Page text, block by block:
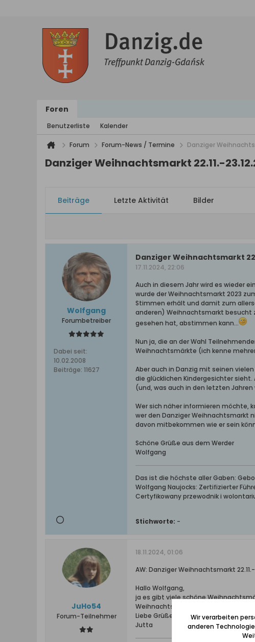
Foren
Benutzerliste Kalender
Forum Forum-News / Termine Danziger
Danziger Weihnachtsmarkt 22.11.-
Beiträge Letzte Aktivität Bilder
Wolfgang
Forumbetreiber
Dabei seit:
10.02.2008
Beiträge: 11627
Danziger Weihnachtsmarkt
17.11.2024, 22:06
Auch in diesem Jahr wird es wieder
wurde der Weihnachtsmarkt 2023
Stimmen erhält und damit zum
anderen) Weihnachtsmarkt besucht
gesehen hat, abstimmen kann...
Nun ja, die an der Wahl
Weihnachtsmärkte (ich kenne
Aber auch in Danzig mit seinen
die glücklichen Kindergesichter
(und, was auch in den letzten Jahren
Wer sich näher informieren möchte,
wer den Danziger Weihnachtsmarkt
davon mitbekommen wie er sein
Schöne Grüße aus dem Werder
Wolfgang
Das ist die höchste aller Gaben:
Wolfgang Naujocks: Zertifizierter
Certyfikowany przewodnik i
Stichworte: -
JuHo54
Forum-Teilnehmer
18.11.2024, 01:06
AW: Danziger Weihnachtsmarkt 22.11.-
Hallo Wolfgang,
ja es gibt viele schöne
Weihnachtsmarkt in Celle .... halten
Liebe Grüße
Jutta
Wir verarbeiten
anderen